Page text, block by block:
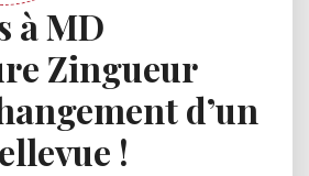
à MD
Zingueur
d’un
!